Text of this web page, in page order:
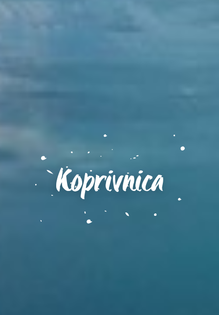
Koprivnica